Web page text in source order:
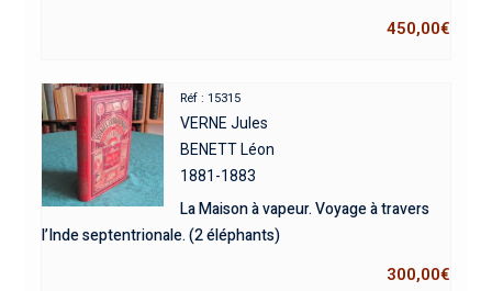
450,00€
Réf : 15315
VERNE Jules
BENETT Léon
1881-1883
La Maison à vapeur. Voyage à travers
l’Inde septentrionale. (2 éléphants)
300,00€